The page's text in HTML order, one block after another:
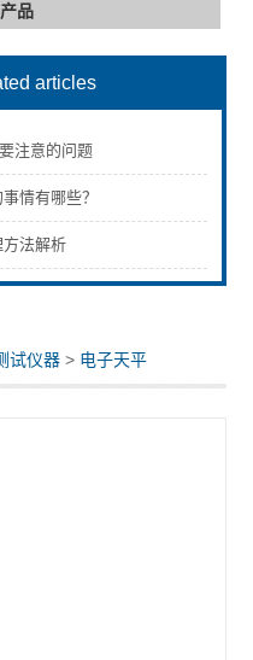
品
articles
注意的问题
情有哪些？
法解析
试仪器 > 电子天平